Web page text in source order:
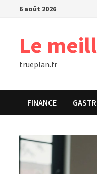
Passer6 août 2026
Le
trueplan.fr
FINANCE